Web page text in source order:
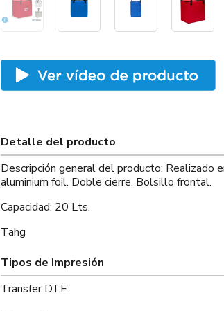
Detalle del producto
Descripción general del producto: Realizado
aluminium foil. Doble cierre. Bolsillo frontal.
Capacidad: 20 Lts.
Tahg
Tipos de Impresión
Transfer DTF.